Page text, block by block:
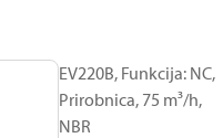
EV220B, Funkcija: NC,
Prirobnica, 75 m³/h,
NBR